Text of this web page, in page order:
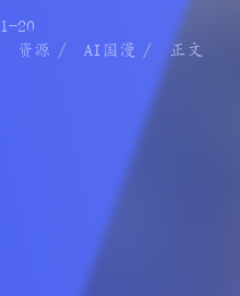
20
资源 AI国漫 正文